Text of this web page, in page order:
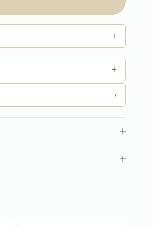
+
+
›